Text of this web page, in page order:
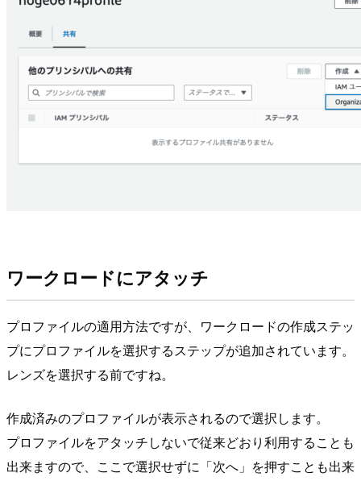
ワークロードにアタッチ
プロファイルの適用方法ですが、ワークロードの作成ステッ
プにプロファイルを選択するステップが追加されています。
レンズを選択する前ですね。
作成済みのプロファイルが表示されるので選択します。
プロファイルをアタッチしないで従来どおり利用することも
出来ますので、ここで選択せずに「次へ」を押すことも出来